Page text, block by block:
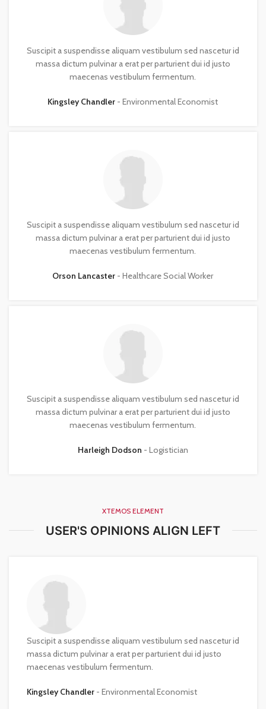
Suscipit a suspendisse aliquam vestibulum sed nascetur id
massa dictum pulvinar a erat per parturient dui id justo
maecenas vestibulum fermentum.
Kingsley Chandler Environmental Economist
Suscipit a suspendisse aliquam vestibulum sed nascetur id
massa dictum pulvinar a erat per parturient dui id justo
maecenas vestibulum fermentum.
Orson Lancaster Healthcare Social Worker
Suscipit a suspendisse aliquam vestibulum sed nascetur id
massa dictum pulvinar a erat per parturient dui id justo
maecenas vestibulum fermentum.
Harleigh Dodson Logistician
XTEMOS ELEMENT
USER'S OPINIONS ALIGN LEFT
Suscipit a suspendisse aliquam vestibulum sed nascetur id
massa dictum pulvinar a erat per parturient dui id justo
maecenas vestibulum fermentum.
Kingsley Chandler Environmental Economist